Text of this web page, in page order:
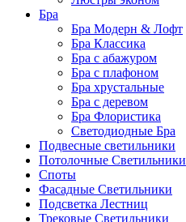
Бра
Бра Модерн & Лофт
Бра Классика
Бра с абажуром
Бра с плафоном
Бра хрустальные
Бра с деревом
Бра Флористика
Светодиодные Бра
Подвесные светильники
Потолочные Светильники
Споты
Фасадные Светильники
Подсветка Лестниц
Трековые Светильники